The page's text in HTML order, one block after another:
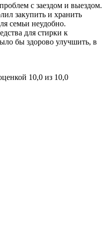
с заездом и выездом.
закупить и хранить
семьи неудобно.
для стирки к
бы здорово улучшить, в
10,0 из 10,0